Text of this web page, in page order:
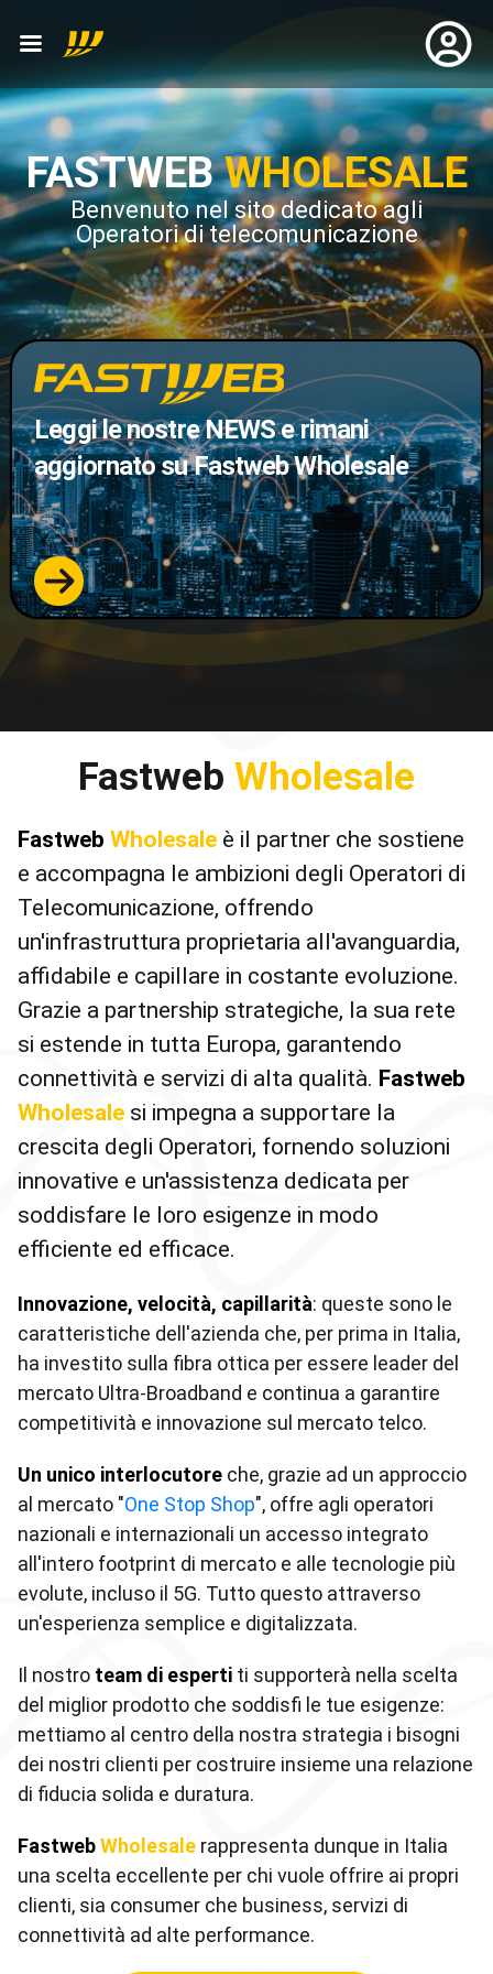
FASTWEBWHOLESALE
Benvenuto nel sito dedicato agli
Operatori di telecomunicazione
Leggi le nostre NEWS e rimani
aggiornato su Fastweb Wholesale
Fastweb Wholesale
Fastweb Wholesale è il partner che sostiene
e accompagna le ambizioni degli Operatori di
Telecomunicazione, offrendo
un'infrastruttura proprietaria all'avanguardia,
affidabile e capillare in costante evoluzione.
Grazie a partnership strategiche, la sua rete
si estende in tutta Europa, garantendo
connettività e servizi di alta qualità. Fastweb
Wholesale si impegna a supportare la
crescita degli Operatori, fornendo soluzioni
innovative e un'assistenza dedicata per
soddisfare le loro esigenze in modo
efficiente ed efficace.
Innovazione, velocità, capillarità: queste sono le
caratteristiche dell'azienda che, per prima in Italia,
ha investito sulla fibra ottica per essere leader del
mercato Ultra-Broadband e continua a garantire
competitività e innovazione sul mercato telco.
Un unico interlocutore che, grazie ad un approccio
al mercato "One Stop Shop", offre agli operatori
nazionali e internazionali un accesso integrato
all'intero footprint di mercato e alle tecnologie più
evolute, incluso il 5G. Tutto questo attraverso
un'esperienza semplice e digitalizzata.
Il nostro team di esperti ti supporterà nella scelta
del miglior prodotto che soddisfi le tue esigenze:
mettiamo al centro della nostra strategia i bisogni
dei nostri clienti per costruire insieme una relazione
di fiducia solida e duratura.
FastwebWholesale rappresenta dunque in Italia
una scelta eccellente per chi vuole offrire ai propri
clienti, sia consumer che business, servizi di
connettività ad alte performance.